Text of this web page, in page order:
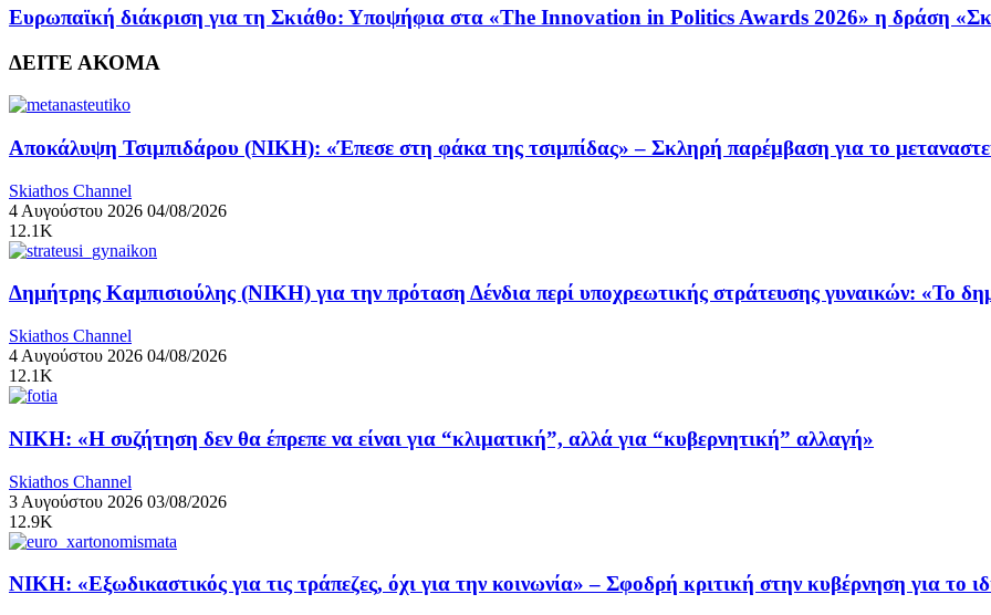
Ευρωπαϊκή διάκριση για τη Σκιάθο: Υποψήφια στα «The Innovation in Politics Awards 2026» η δράση
ΔΕΙΤΕ ΑΚΟΜΑ
Αποκάλυψη Τσιμπιδάρου (ΝΙΚΗ): «Έπεσε στη φάκα της τσιμπίδας» – Σκληρή παρέμβαση για το
Skiathos Channel
4 Αυγούστου 2026 04/08/2026
12.1K
Δημήτρης Καμπισιούλης (ΝΙΚΗ) για την πρόταση Δένδια περί υποχρεωτικής στράτευσης γυναικών: «Το
Skiathos Channel
4 Αυγούστου 2026 04/08/2026
12.1K
ΝΙΚΗ: «Η συζήτηση δεν θα έπρεπε να είναι για “κλιματική”, αλλά για “κυβερνητική” αλλαγή»
Skiathos Channel
3 Αυγούστου 2026 03/08/2026
12.9K
ΝΙΚΗ: «Εξωδικαστικός για τις τράπεζες, όχι για την κοινωνία» – Σφοδρή κριτική στην κυβέρνηση για το